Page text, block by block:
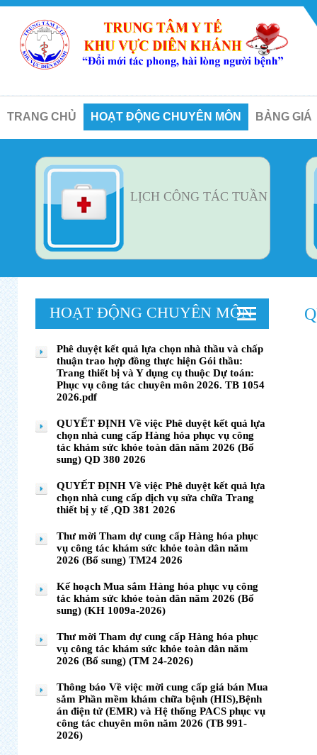
TRANG CHỦ HOẠT ĐỘNG CHUYÊN MÔN BẢNG GIÁ
LỊCH CÔNG TÁC TUẦN
HOẠT ĐỘNG CHUYÊN MÔN
Phê duyệt kết quả lựa chọn nhà thầu và chấp
thuận trao hợp đồng thực hiện Gói thầu:
Trang thiết bị và Y dụng cụ thuộc Dự toán:
Phục vụ công tác chuyên môn 2026. TB 1054
2026.pdf
QUYẾT ĐỊNH Về việc Phê duyệt kết quả lựa
chọn nhà cung cấp Hàng hóa phục vụ công
tác khám sức khỏe toàn dân năm 2026 (Bổ
sung) QD 380 2026
QUYẾT ĐỊNH Về việc Phê duyệt kết quả lựa
chọn nhà cung cấp dịch vụ sửa chữa Trang
thiết bị y tế ,QD 381 2026
Thư mời Tham dự cung cấp Hàng hóa phục
vụ công tác khám sức khỏe toàn dân năm
2026 (Bổ sung) TM24 2026
Kế hoạch Mua sắm Hàng hóa phục vụ công
tác khám sức khỏe toàn dân năm 2026 (Bổ
sung) (KH 1009a-2026)
Thư mời Tham dự cung cấp Hàng hóa phục
vụ công tác khám sức khỏe toàn dân năm
2026 (Bổ sung) (TM 24-2026)
Thông báo Về việc mời cung cấp giá bán Mua
sắm Phần mềm khám chữa bệnh (HIS),Bệnh
án điện tử (EMR) và Hệ thống PACS phục vụ
công tác chuyên môn năm 2026 (TB 991-
2026)